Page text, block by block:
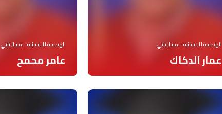
الهندسة الانشائية - مسار ثاني
عمار الدكاك
الهندسة الانشائية - مسار ثاني
عامر محمح